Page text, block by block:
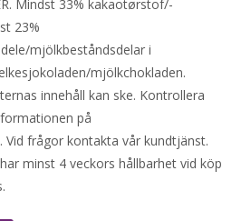
Mindst 33% kakaotørstof/-
23%
mjölkbeståndsdelar i
mjölkchokladen.
innehåll kan ske. Kontrollera
på
Vid frågor kontakta vår kundtjänst.
minst 4 veckors hållbarhet vid köp